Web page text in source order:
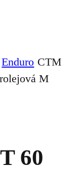
Enduro CTM
M
60